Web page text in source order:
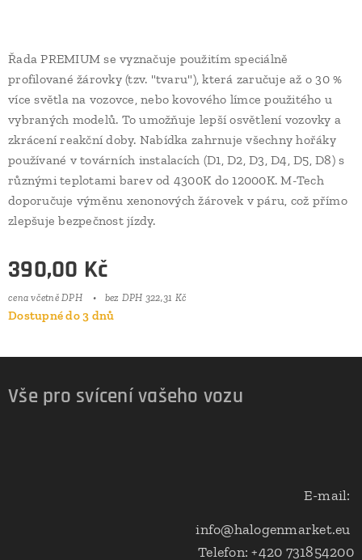
Řada PREMIUM se vyznačuje použitím speciálně
profilované žárovky (tzv. "tvaru"), která zaručuje až o 30 %
více světla na vozovce, nebo kovového límce použitého u
vybraných modelů. To umožňuje lepší osvětlení vozovky a
zkrácení reakční doby. Nabídka zahrnuje všechny hořáky
používané v továrních instalacích (D1, D2, D3, D4, D5, D8) s
různými teplotami barev od 4300K ​​do 12000K. M-Tech
doporučuje výměnu xenonových žárovek v páru, což přímo
zlepšuje bezpečnost jízdy.
390,00 Kč
cena včetně DPH bez DPH 322,31 Kč
Dostupné do 3 dnů
Vše pro svícení vašeho vozu
E-mail:
info@halogenmarket.eu
Telefon: +420 731854200